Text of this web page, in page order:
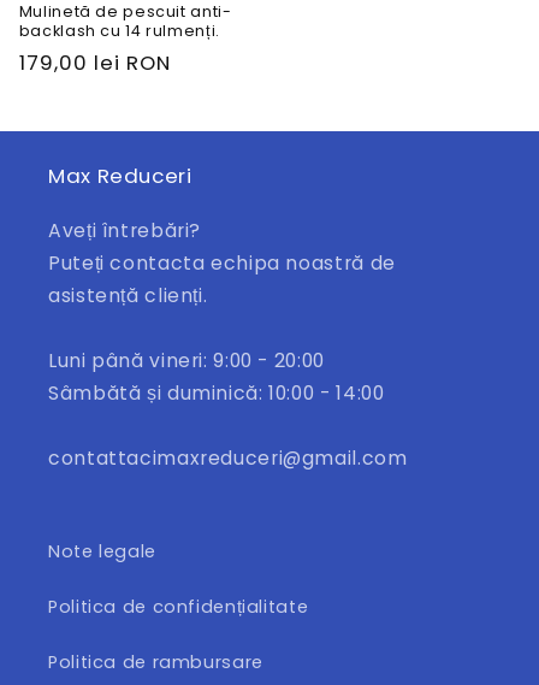
Mulinetă de pescuit anti-
backlash cu 14 rulmenți.
Preț
179,00 lei RON
Max Reduceri
Aveți întrebări?
Puteți contacta echipa noastră de
asistență clienți.
Luni până vineri: 9:00 - 20:00
Sâmbătă și duminică: 10:00 - 14:00
contattacimaxreduceri@gmail.com
Note legale
Politica de confidențialitate
Politica de rambursare